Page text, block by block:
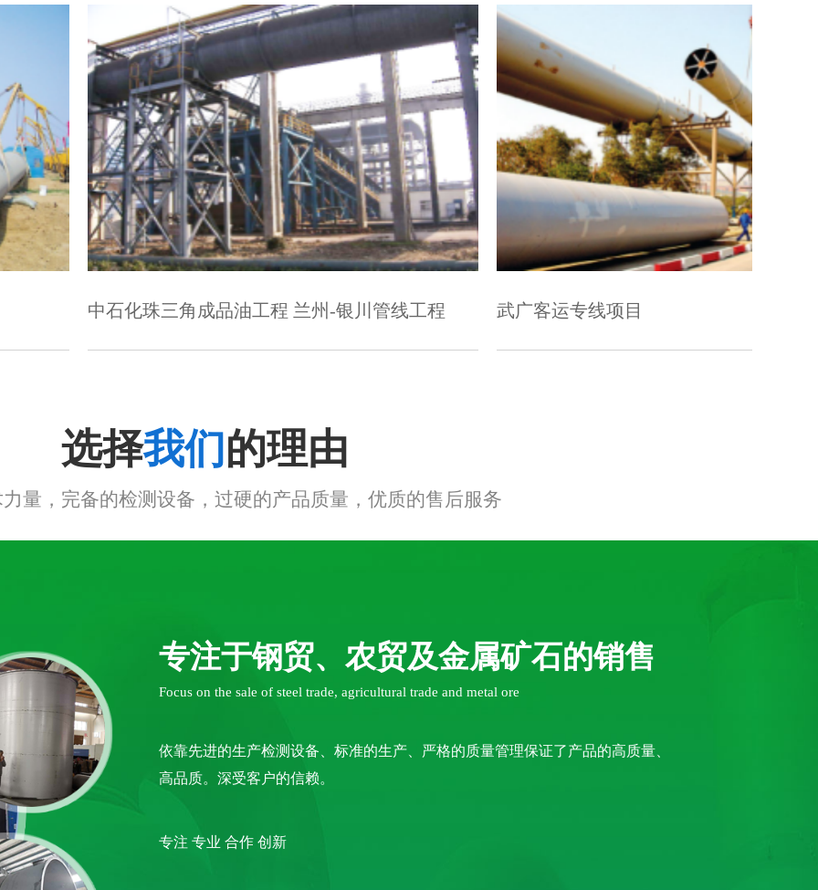
油工程 兰州-银川管线工程 武广客运专线项目
选择我们 的理由
量，完备的检测设备，过硬的产品质量，优质的售后服务
专注于钢贸、农贸及金属矿石的销售
Focus on the sale of steel trade, agricultural trade and metal ore
依靠先进的生产检测设备、标准的生产、严格的质量管理保证了产品的高质量、
高品质。深受客户的信赖。
专注 专业 合作 创新